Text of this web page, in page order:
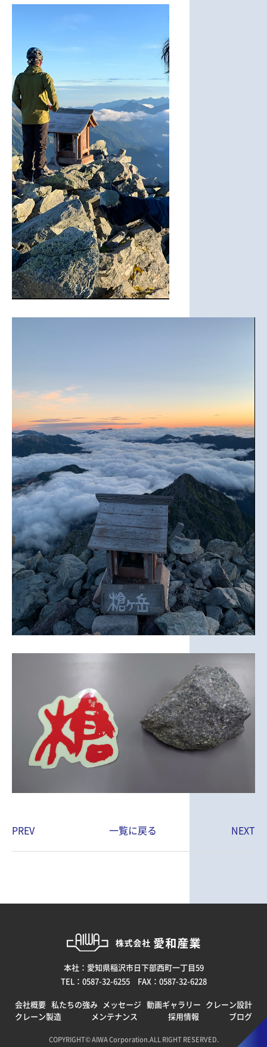
PREV 一覧に戻る NEXT
本社：愛知県稲沢市日下部西町一丁目59
TEL：0587-32-6255 FAX：0587-32-6228
会社概要 私たちの強み メッセージ 動画ギャラリー
クレーン設計
クレーン製造
メンテナンス 採用情報 ブログ
COPYRIGHT© AIWA Corporation.ALL RIGHT RESERVED.